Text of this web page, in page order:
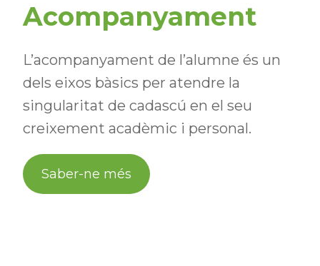
Acompanyament
L’acompanyament de l’alumne és un
dels eixos bàsics per atendre la
singularitat de cadascú en el seu
creixement acadèmic i personal.
Saber-ne més